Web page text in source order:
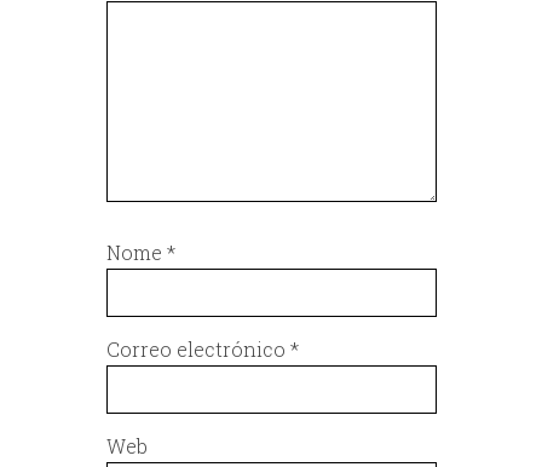
Nome *
Correo electrónico *
Web